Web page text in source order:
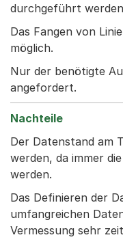
durchgeführt
Das Fangen von
möglich.
Nur der benötigte
angefordert.
Der Datenstand am
werden, da immer
werden.
Das Definieren der
umfangreichen
Vermessung sehr